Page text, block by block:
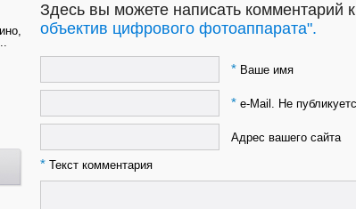
Здесь вы можете написать комментарий
объектив цифрового фотоаппарата".
*Ваше имя
*e-Mail. Не
Адрес вашего сайта
* Текст комментария